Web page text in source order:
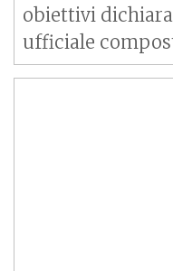
obiettivi
ufficiale